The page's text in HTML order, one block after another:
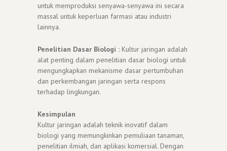
untuk memproduksi senyawa-senyawa ini secara
massal untuk keperluan farmasi atau industri
lainnya.
Penelitian Dasar Biologi : Kultur jaringan adalah
alat penting dalam penelitian dasar biologi untuk
mengungkapkan mekanisme dasar pertumbuhan
dan perkembangan jaringan serta respons
terhadap lingkungan.
Kesimpulan
Kultur jaringan adalah teknik inovatif dalam
biologi yang memungkinkan pemuliaan tanaman,
penelitian ilmiah, dan aplikasi komersial. Dengan